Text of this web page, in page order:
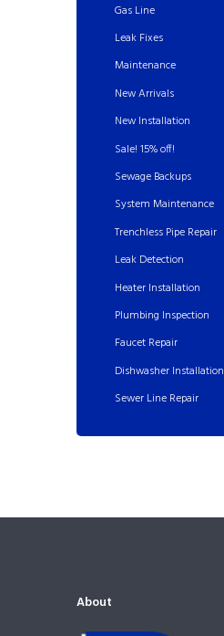
Gas Line
Leak Fixes
Maintenance
New Arrivals
New Installation
Sale! 15% off!
Sewage Backups
System Maintenance
Trenchless Pipe Repair
Leak Detection
Heater Installation
Plumbing Inspection
Faucet Repair
Dishwasher Installation
Sewer Line Repair
About